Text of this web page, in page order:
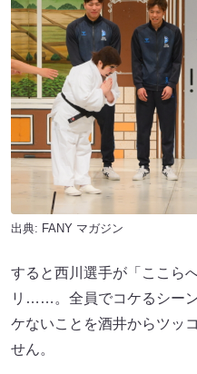
出典: FANY マガジン
すると西川選手が「ここら
リ……。全員でコケるシー
ケないことを酒井からツッ
せん。